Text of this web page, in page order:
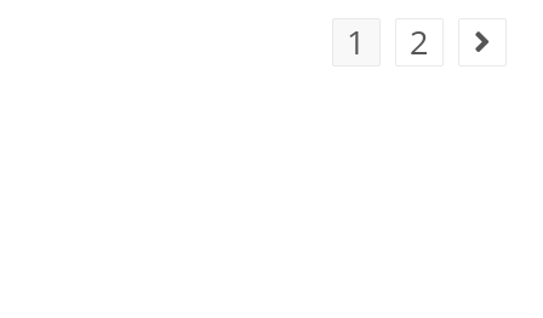
1 2